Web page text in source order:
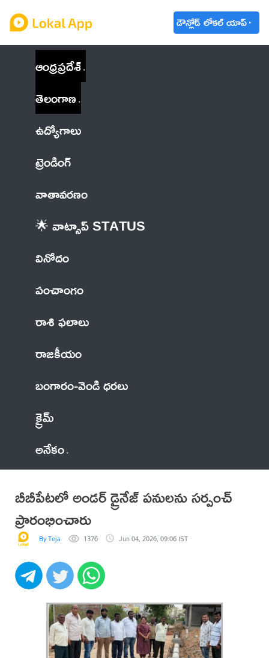
డౌన్లోడ్ లోకల్ యాప్
ఆంధ్రప్రదేశ్
తెలంగాణ
ఉద్యోగాలు
ట్రెండింగ్
వాతావరణం
🌟 వాట్సాప్ STATUS
వినోదం
పంచాంగం
రాశి ఫలాలు
రాజకీయం
బంగారం-వెండి ధరలు
క్రైమ్
అనేకం
బీబీపేటలో అండర్ డ్రైనేజ్ పనులను సర్పంచ్
ప్రారంభించారు
By Teja 1376 Jun 04, 2026, 09:06 IST